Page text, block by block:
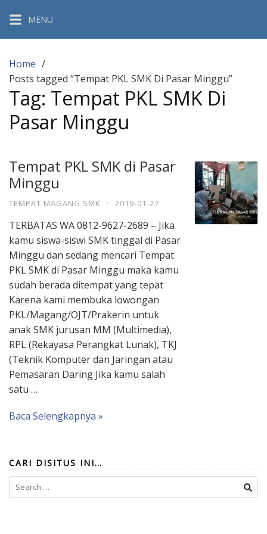
content
MENU
Home
Posts tagged “Tempat PKL SMK Di Pasar Minggu”
Tag: Tempat PKL SMK Di
Pasar Minggu
Tempat PKL SMK di Pasar
Minggu
TEMPAT MAGANG SMK · 2019-01-27
TERBATAS WA 0812-9627-2689 – Jika
kamu siswa-siswi SMK tinggal di Pasar
Minggu dan sedang mencari Tempat
PKL SMK di Pasar Minggu maka kamu
sudah berada ditempat yang tepat
Karena kami membuka lowongan
PKL/Magang/OJT/Prakerin untuk
anak SMK jurusan MM (Multimedia),
RPL (Rekayasa Perangkat Lunak), TKJ
(Teknik Komputer dan Jaringan atau
Pemasaran Daring Jika kamu salah
satu …
Baca Selengkapnya »
CARI DISITUS INI…
Search
for: